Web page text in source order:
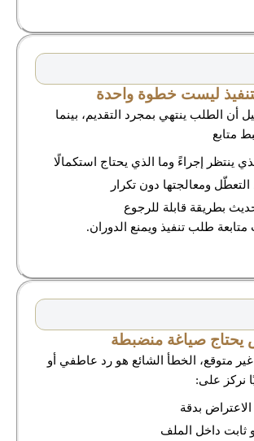
ليست خطوة واحدة
أن الطلب ينتهي بمجرد التقديم، بينما
متابع
ينتظر إجراءً وما الذي يحتاج استكمالًا
ومعالجتها دون تكرار
بطريقة قابلة للرجوع
طلب تنفيذ ويمنع الدوران.
يحتاج صياغة منضبطة
متوقع، الخطأ الشائع هو رد عاطفي أو
نركز على:
بدقة
ثابت داخل الملف